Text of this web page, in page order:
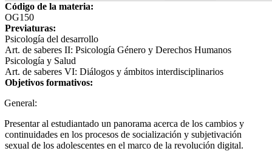
Código de la materia:
OG150
Previaturas:
Psicología del desarrollo
Art. de saberes II: Psicología Género y Derechos Humanos
Psicología y Salud
Art. de saberes VI: Diálogos y ámbitos interdisciplinarios
Objetivos formativos:
General:
Presentar al estudiantado un panorama acerca de los cambios y
continuidades en los procesos de socialización y subjetivación
sexual de los adolescentes en el marco de la revolución digital.